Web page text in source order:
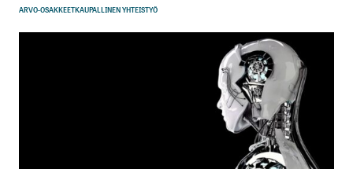
ARVO-OSAKKEETKAUPALLINEN YHTEISTYÖ